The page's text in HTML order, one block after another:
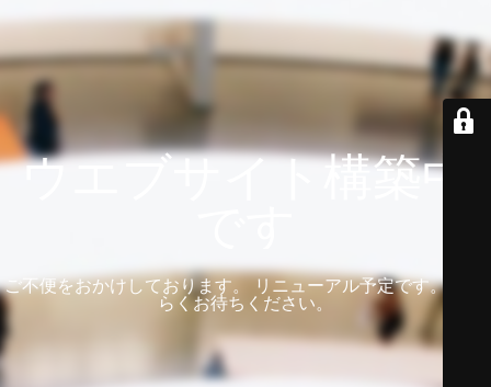
ウエブサイト構築中
ご不便をおかけしております。 リニューアル予定です。 しば
らくお待ちください。